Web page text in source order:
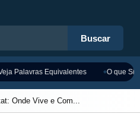
Buscar
Palavras Equivalentes O que
Onde Vive e Com...